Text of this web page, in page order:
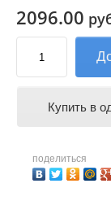
2096.00
Купить в
поделиться